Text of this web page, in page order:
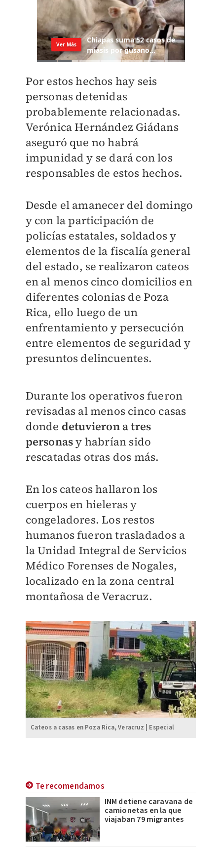
Por estos hechos hay seis
personas detenidas
probablemente relacionadas.
Verónica Hernández Giádans
aseguró que no habrá
impunidad y se dará con los
responsables de estos hechos.
Desde el amanecer del domingo
y con la participación de
policías estatales, soldados y
elementos de la fiscalía general
del estado, se realizaron cateos
en al menos cinco domicilios en
diferentes colonias de Poza
Rica, ello luego de un
enfrentamiento y persecución
entre elementos de seguridad y
presuntos delincuentes.
Durante los operativos fueron
revisadas al menos cinco casas
donde detuvieron a tres
personasy habrían sido
rescatadas otras dos más.
En los cateos hallaron los
cuerpos en hieleras y
congeladores. Los restos
humanos fueron trasladados a
la Unidad Integral de Servicios
Médico Forenses de Nogales,
localizado en la zona central
montañosa de Veracruz.
Cateos a casas en Poza Rica, Veracruz | Especial
Te recomendamos
INM detiene caravana de
camionetas en la que
viajaban 79 migrantes